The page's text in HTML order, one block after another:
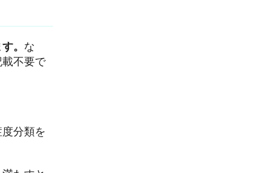
。 な
不要で
分類を